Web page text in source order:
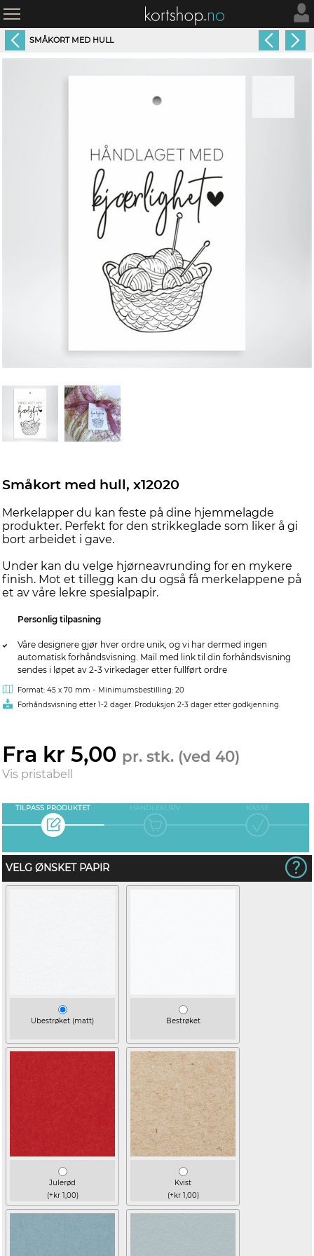
SMÅKORT MED HULL
Småkort med hull, x12020
Merkelapper du kan feste på dine hjemmelagde
produkter. Perfekt for den strikkeglade som liker å gi
bort arbeidet i gave.
Under kan du velge hjørneavrunding for en mykere
finish. Mot et tillegg kan du også få merkelappene på
et av våre lekre spesialpapir.
Personlig tilpasning
Våre designere gjør hver ordre unik, og vi har dermed ingen
automatisk forhåndsvisning. Mail med link til din forhåndsvisning
sendes i løpet av 2-3 virkedager etter fullført ordre
Format: 45 x 70 mm - Minimumsbestilling: 20
Forhåndsvisning etter 1-2 dager. Produksjon 2-3 dager etter godkjenning.
Fra kr 5,00 pr. stk. (ved 40)
Vis pristabell
TILPASS PRODUKTET HANDLEKURV KASSE
VELG ØNSKET PAPIR
Ubestrøket (matt) Bestrøket
Julerød
(+kr 1,00)
Kvist
(+kr 1,00)